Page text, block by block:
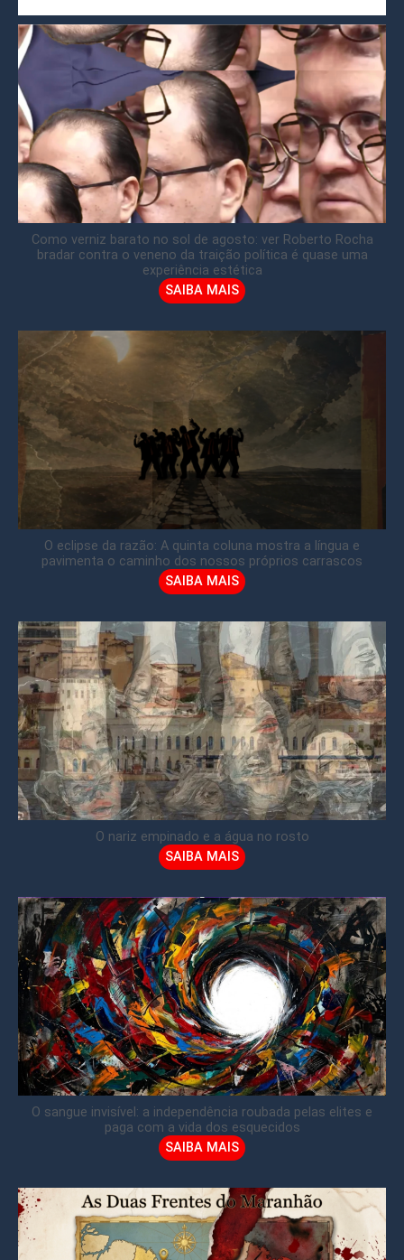
Como verniz barato no sol de agosto: ver Roberto Rocha
bradar contra o veneno da traição política é quase uma
experiência estética
SAIBA MAIS
O eclipse da razão: A quinta coluna mostra a língua e
pavimenta o caminho dos nossos próprios carrascos
SAIBA MAIS
O nariz empinado e a água no rosto
SAIBA MAIS
O sangue invisível: a independência roubada pelas elites e
paga com a vida dos esquecidos
SAIBA MAIS